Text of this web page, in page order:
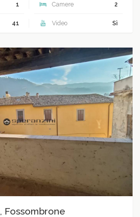
1 Camere 2
41 Video Sì
Fossombrone